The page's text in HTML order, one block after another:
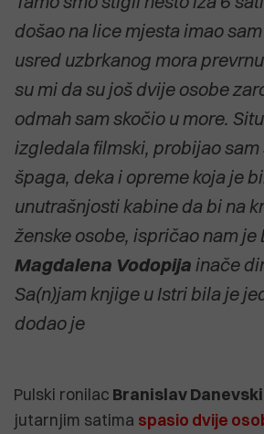
došao na lice mjesta imao
usred uzbrkanog mora
su mi da su još dvije osobe
odmah sam skočio u more.
izgledala filmski, probijao sam
špaga, deka i opreme koja je
unutrašnjosti kabine da bi na
ženske osobe, ispričao nam je
Magdalena Vodopija inače
Sa(n)jam knjige u Istri bila je
dodao je
Pulski ronilac Branislav Danevski
jutarnjim satima spasio dvije